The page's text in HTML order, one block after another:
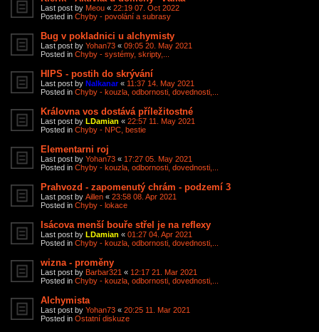
Last post by Meou « 22:19 07. Oct 2022
Posted in Chyby - povolání a subrasy
Bug v pokladnici u alchymisty
Last post by Yohan73 « 09:05 20. May 2021
Posted in Chyby - systémy, skripty,...
HIPS - postih do skrývání
Last post by Nalkanar« 11:37 14. May 2021
Posted in Chyby - kouzla, odbornosti, dovednosti,...
Královna vos dostává příležitostné
Last post by LDamian « 22:57 11. May 2021
Posted in Chyby - NPC, bestie
Elementarni roj
Last post by Yohan73 « 17:27 05. May 2021
Posted in Chyby - kouzla, odbornosti, dovednosti,...
Prahvozd - zapomenutý chrám - podzemí 3
Last post by Aillen « 23:58 08. Apr 2021
Posted in Chyby - lokace
Isácova menší bouře střel je na reflexy
Last post by LDamian « 01:27 04. Apr 2021
Posted in Chyby - kouzla, odbornosti, dovednosti,...
wizna - proměny
Last post by Barbar321 « 12:17 21. Mar 2021
Posted in Chyby - kouzla, odbornosti, dovednosti,...
Alchymista
Last post by Yohan73 « 20:25 11. Mar 2021
Posted in Ostatní diskuze